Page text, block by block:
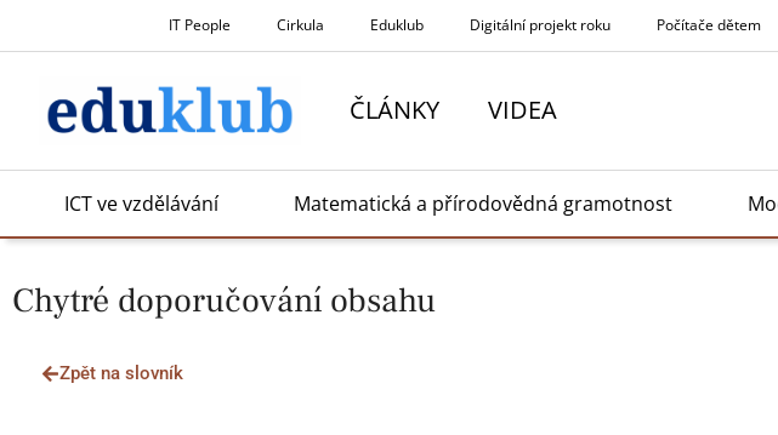
na
IT People Cirkula Eduklub Digitální projekt roku Počítače dětem
ČLÁNKY VIDEA
ICT ve vzdělávání Matematická a přírodovědná gramotnost
Chytré doporučování obsahu
Zpět na slovník